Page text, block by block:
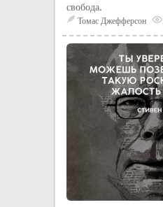
свобода.
Томас Джефферсон